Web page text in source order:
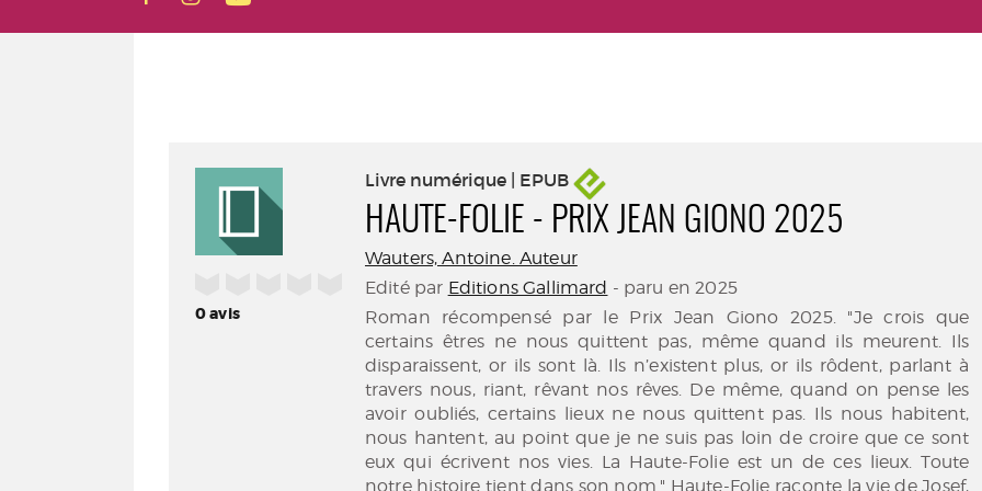
0avis
Livre numérique | EPUB
HAUTE-FOLIE - PRIX JEAN GIONO 2025
Wauters, Antoine. Auteur
Edité par Editions Gallimard - paru en 2025
Roman récompensé par le Prix Jean Giono 2025. "Je crois que
certains êtres ne nous quittent pas, même quand ils meurent. Ils
disparaissent, or ils sont là. Ils n’existent plus, or ils rôdent, parlant à
travers nous, riant, rêvant nos rêves. De même, quand on pense les
avoir oubliés, certains lieux ne nous quittent pas. Ils nous habitent,
nous hantent, au point que je ne suis pas loin de croire que ce sont
eux qui écrivent nos vies. La Haute-Folie est un de ces lieux. Toute
notre histoire tient dans son nom." Haute-Folie raconte la vie de Josef,